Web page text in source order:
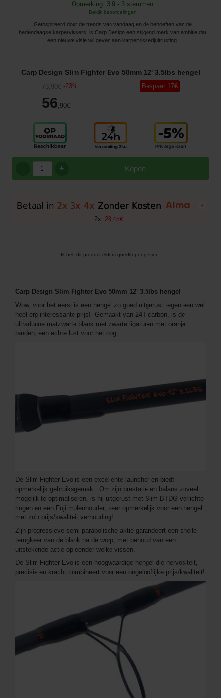
Opmerking: 3.9 - 3 stemmen
Bekijk beoordelingen
Geïnspireerd door de trends van vandaag en de behoeften van de
hedendaagse karpervissers, is Carp Design een stijgend merk van ambitie dat
een nieuwe visie wil geven aan karpervisserijuitrusting.
Carp Design Slim Fighter Evo 50mm 12' 3.5lbs hengel
73,90€ -23%
56 ,90€
Bespaar 17€
Kopen
+
+
2x 28 45€
Ik heb dit product elders goedkoper gezien.
Carp Design Slim Fighter Evo 50mm 12' 3.5lbs hengel
Wow, voor het eerst is een hengel zo goed uitgerust tegen een wel
heel erg interessante prijs! Gemaakt van 24T carbon, is de
ultradunne matzwarte blank met zwarte ligaturen met oranje
randen, een echte lust voor het oog.
De Slim Fighter Evo is een excellente launcher en biedt
opmerkelijk gebruiksgemak. Om zijn prestatie en balans zoveel
mogelijk te optimaliseren, is hij uitgerust met Slim BTDG verlichte
ringen en een Fuji molenhouder, zeer opmerkelijk voor een hengel
met zo'n prijs/kwaliteit verhouding!
Zijn progressieve semi-parabolische aktie garandeert een snelle
terugkeer van de blank na de worp, met behoud van een
uitstekende actie op eender welke vissen.
De Slim Fighter Evo is een hoogwaardige hengel die nervositeit,
precisie en kracht combineert voor een ongelooflijke prijs/kwaliteit!